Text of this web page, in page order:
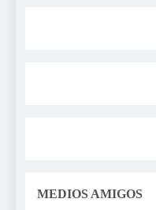
MEDIOS AMIGOS